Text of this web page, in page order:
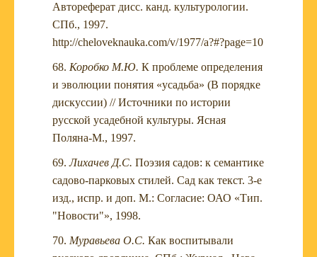
Автореферат дисс. канд. культурологии.
СПб., 1997.
http://cheloveknauka.com/v/1977/a?#?page=10
Коробко М.Ю. К проблеме определения
и эволюции понятия «усадьба» (В порядке
дискуссии) // Источники по истории
русской усадебной культуры. Ясная
Поляна-М., 1997.
Лихачев Д.С. Поэзия садов: к семантике
садово-парковых стилей. Сад как текст. 3-е
изд., испр. и доп. М.: Согласие: ОАО «Тип.
"Новости"», 1998.
Муравьева О.С. Как воспитывали